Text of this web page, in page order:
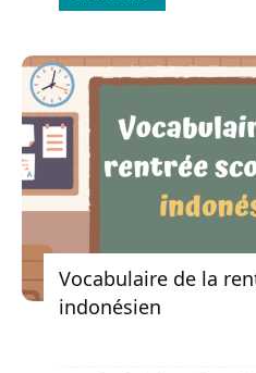
Vocabulaire de la
indonésien